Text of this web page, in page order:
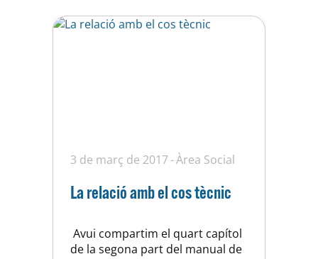
3 de març de 2017 Àrea Social
La relació amb el cos tècnic
Avui compartim el quart capítol
de la segona part del manual de